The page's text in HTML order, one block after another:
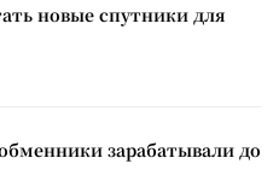
новые спутники для
зарабатывали до